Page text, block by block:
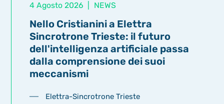
4 Agosto 2026 NEWS
Nello Cristianini a Elettra
Sincrotrone Trieste: il futuro
dell'intelligenza artificiale passa
dalla comprensione dei suoi
meccanismi
Elettra-Sincrotrone Trieste